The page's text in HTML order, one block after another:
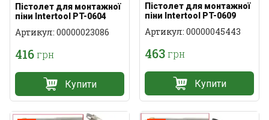
Пістолет для монтажної
піни Intertool PT-0604
Артикул: 00000023086
416грн
Купити
Пістолет для монтажної
піни Intertool PT-0609
Артикул: 00000045443
463грн
Купити